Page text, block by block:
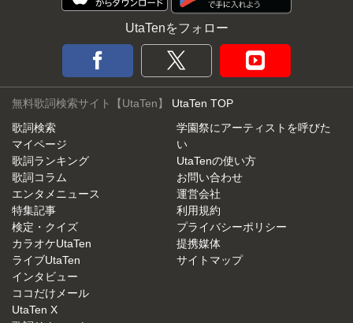
UtaTenをフォロー
無料歌詞検索サイト【UtaTen】 UtaTen TOP
歌詞検索
マイページ
歌詞ランキング
歌詞コラム
エンタメニュース
特集記事
検定・クイズ
カラオケUtaTen
ライブUtaTen
インタビュー
ココだけメール
UtaTen X
学園祭にアーティストを呼びた
い
UtaTenの使い方
お問い合わせ
運営会社
利用規約
プライバシーポリシー
提携媒体
サイトマップ